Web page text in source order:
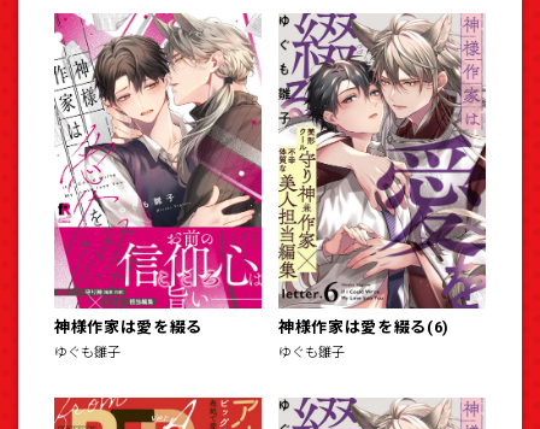
神様作家は愛を綴る
ゆぐも雛子
神様作家は愛を綴る(6)
ゆぐも雛子